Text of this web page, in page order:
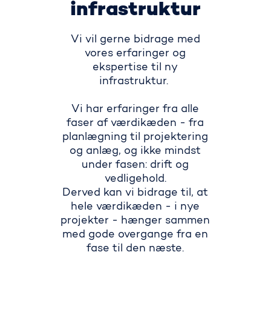
infrastruktur
Vi vil gerne bidrage med
vores erfaringer og
ekspertise til ny
infrastruktur.
Vi har erfaringer fra alle
faser af værdikæden - fra
planlægning til projektering
og anlæg, og ikke mindst
under fasen: drift og
vedligehold.
Derved kan vi bidrage til, at
hele værdikæden - i nye
projekter - hænger sammen
med gode overgange fra en
fase til den næste.